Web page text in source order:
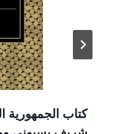
كتاب الجمهورية